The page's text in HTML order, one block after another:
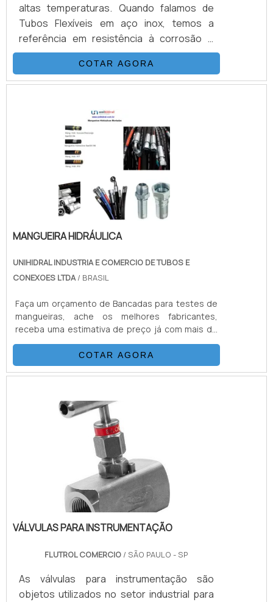
altas temperaturas. Quando falamos de
Tubos Flexíveis em aço inox, temos a
referência em resistência à corrosão e
durabilidade de sistemas. Podem ser
fabricadas em aço inox 304, 321 ou 316
conforme necessidade do projeto. Já as
atender altas pressões, de acordo com as
normas SAE100 de R1 até R16 e DIN EN856.
COTAR AGORA
MANGUEIRA HIDRÁULICA
UNIHIDRAL INDUSTRIA E COMERCIO DE TUBOS E
CONEXOES LTDA/ BRASIL
Faça um orçamento de Bancadas para testes de
mangueiras, ache os melhores fabricantes,
receba uma estimativa de preço já com mais de
50 distribuidores
COTAR AGORA
VÁLVULAS PARA INSTRUMENTAÇÃO
FLUTROL COMERCIO / SÃO PAULO - SP
As válvulas para instrumentação são
objetos utilizados no setor industrial para